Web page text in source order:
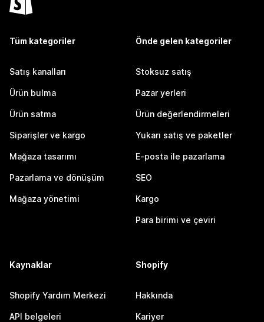
Tüm kategoriler
Satış kanalları
Ürün bulma
Ürün satma
Siparişler ve kargo
Mağaza tasarımı
Pazarlama ve dönüşüm
Mağaza yönetimi
Önde gelen kategoriler
Stoksuz satış
Pazar yerleri
Ürün değerlendirmeleri
Yukarı satış ve paketler
E-posta ile pazarlama
SEO
Kargo
Para birimi ve çeviri
Kaynaklar
Shopify Yardım Merkezi
API belgeleri
Shopify
Hakkında
Kariyer